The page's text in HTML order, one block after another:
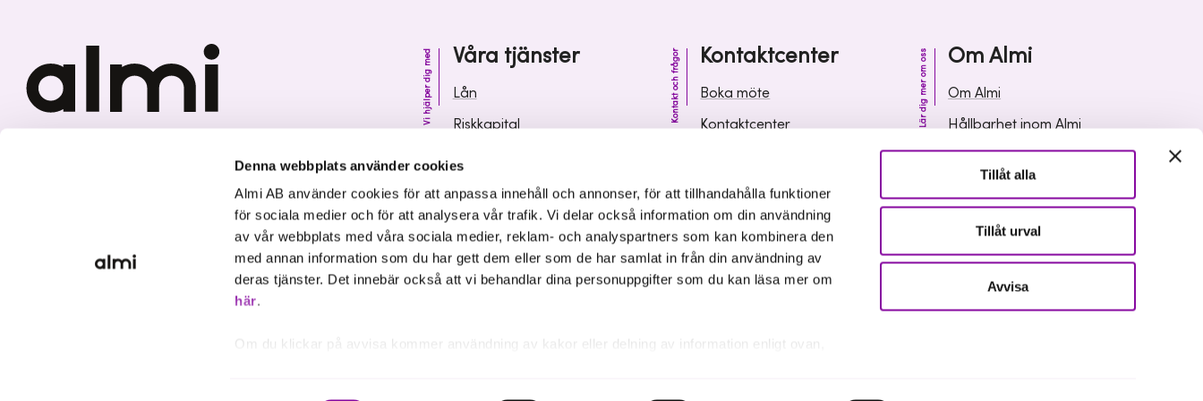
Denna webbplats använder cookies
Almi AB använder cookies för att anpassa innehåll och annonser, för att tillhandahålla funktioner
för sociala medier och för att analysera vår trafik. Vi delar också information om din användning
av vår webbplats med våra sociala medier, reklam- och analyspartners som kan kombinera den
med annan information som du har gett dem eller som de har samlat in från din användning av
deras tjänster. Det innebär också att vi behandlar dina personuppgifter som du kan läsa mer om
här.
Om du klickar på avvisa kommer användning av kakor eller delning av information enligt ovan,
Tillåt alla
Tillåt urval
Avvisa
Våra tjänster
Vi hjälper dig med
Lån
Riskkapital
Kunskap och inspiration
Kontaktcenter
Kontakt och frågor
Boka möte
Kontaktcenter
Leverantörsinformation
Om Almi
Lär dig mer om oss
Om Almi
Hållbarhet inom Almi
Organisation